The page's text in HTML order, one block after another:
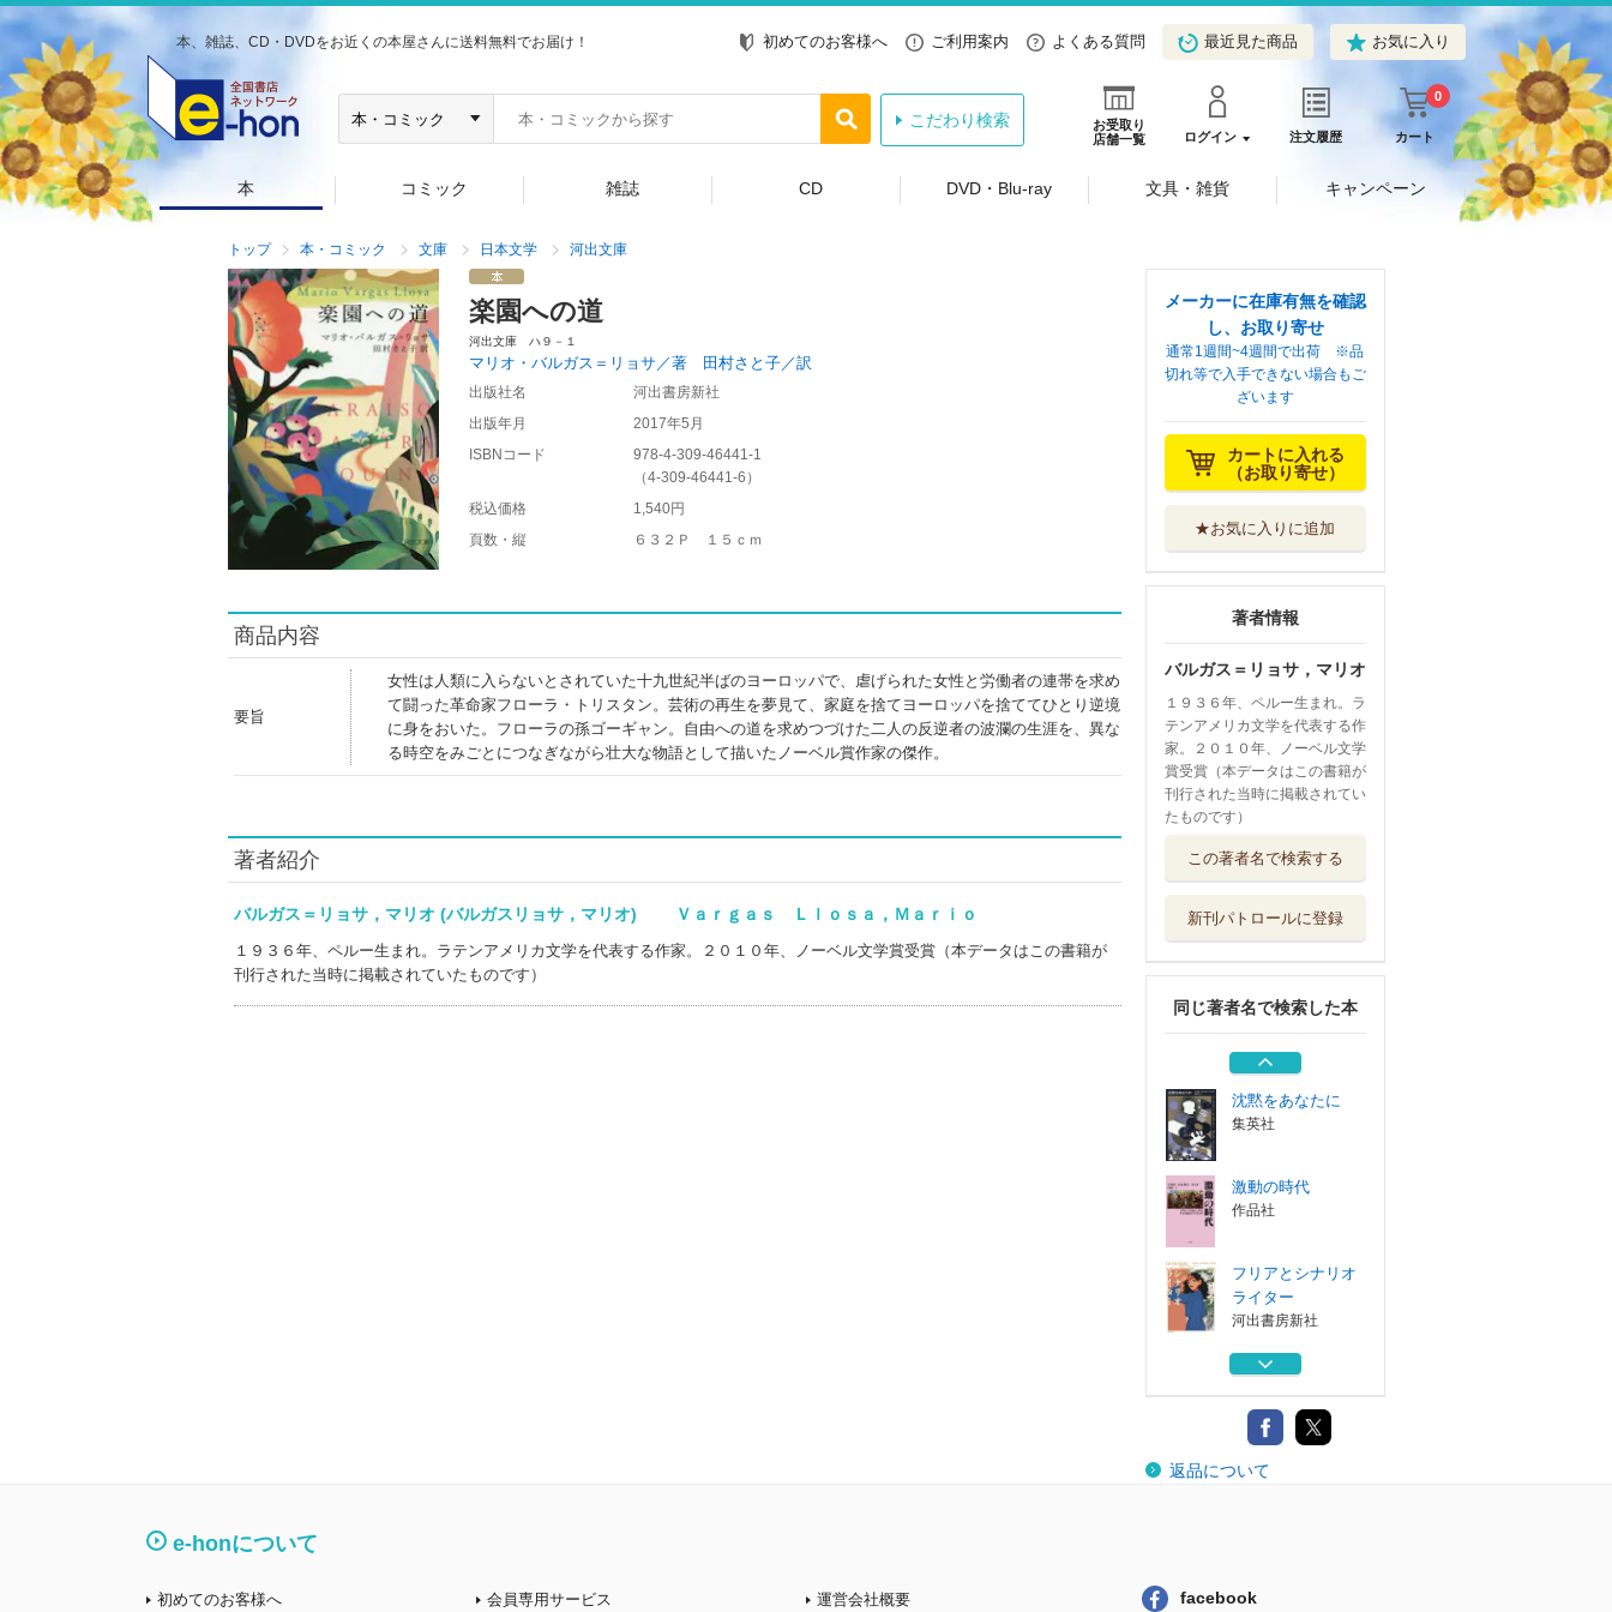
本、雑誌、CD・DVDをお近くの本屋さんに送料無料でお届け！ 初めてのお客様へ ご利用案内 よくある質問 最近見た商品 お気に入り
お受取り
店舗一覧
ログイン 注文履歴 カート
0
こだわり検索
本 コミック 雑誌 CD DVD・Blu-ray 文具・雑貨 キャンペーン
トップ 本・コミック 文庫 日本文学 河出文庫
楽園への道
河出文庫 ハ９－１
マリオ・バルガス＝リョサ／著 田村さと子／訳
出版社名
河出書房新社
出版年月
2017年5月
ISBNコード
978-4-309-46441-1
（4-309-46441-6 ）
税込価格
1,540円
頁数・縦
６３２Ｐ １５ｃｍ
商品内容
要旨
女性は人類に入らないとされていた十九世紀半ばのヨーロッパで、虐げられた女性と労働者の連帯を求め
て闘った革命家フローラ・トリスタン。芸術の再生を夢見て、家庭を捨てヨーロッパを捨ててひとり逆境
に身をおいた。フローラの孫ゴーギャン。自由への道を求めつづけた二人の反逆者の波瀾の生涯を、異な
る時空をみごとにつなぎながら壮大な物語として描いたノーベル賞作家の傑作。
著者紹介
バルガス＝リョサ，マリオ (バルガスリョサ，マリオ) Ｖａｒｇａｓ Ｌｌｏｓａ，Ｍａｒｉｏ
１９３６年、ペルー生まれ。ラテンアメリカ文学を代表する作家。２０１０年、ノーベル文学賞受賞（本データはこの書籍が
刊行された当時に掲載されていたものです）
メーカーに在庫有無を確認
し、お取り寄せ
通常1週間~4週間で出荷 ※品
切れ等で入手できない場合もご
ざいます
カートに入れる
（お取り寄せ）
★お気に入りに追加
著者情報
バルガス＝リョサ，マリオ
１９３６年、ペルー生まれ。ラ
テンアメリカ文学を代表する作
家。２０１０年、ノーベル文学
賞受賞（本データはこの書籍が
刊行された当時に掲載されてい
たものです）
この著者名で検索する
新刊パトロールに登録
同じ著者名で検索した本
ライター
ケルト人の夢
外の世界
作品社
沈黙をあなたに
集英社
激動の時代
作品社
フリアとシナリオ
ライター
河出書房新社
ケルト人の夢
外の世界
作品社
返品について
e-honについて
初めてのお客様へ 会員専用サービス 運営会社概要 facebook